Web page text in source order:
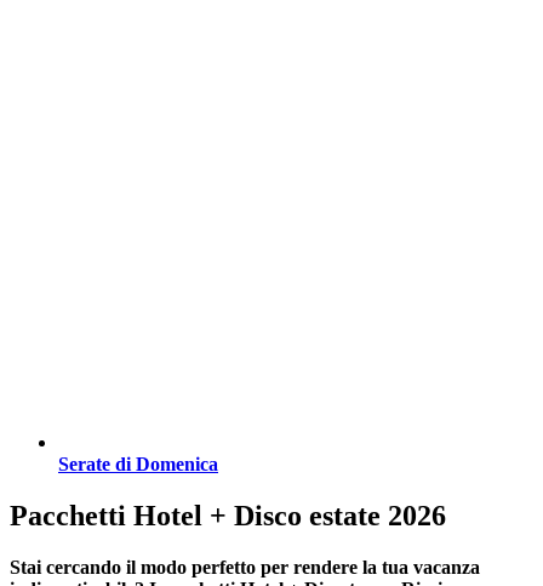
Serate di Domenica
Pacchetti Hotel + Disco estate 2026
Stai cercando il modo perfetto per rendere la tua vacanza